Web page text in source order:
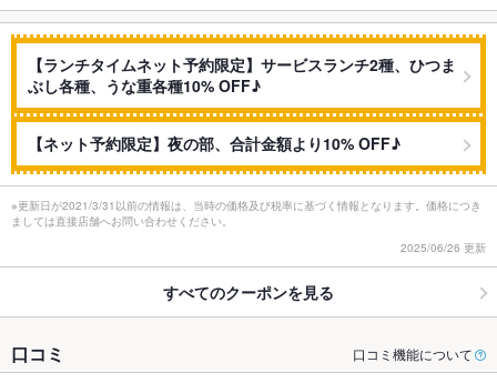
【ランチタイムネット予約限定】サービスランチ2種、ひつま
ぶし各種、うな重各種10% OFF♪
【ネット予約限定】夜の部、合計金額より10% OFF♪
※更新日が2021/3/31以前の情報は、当時の価格及び税率に基づく情報となります。価格につき
ましては直接店舗へお問い合わせください。
2025/06/26 更新
すべてのクーポンを見る
口コミ 口コミ機能について